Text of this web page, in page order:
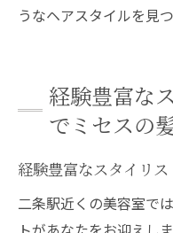
うなヘアスタイルを見
経験豊富な
でミセスの
経験豊富なスタイリス
二条駅近くの美容室で